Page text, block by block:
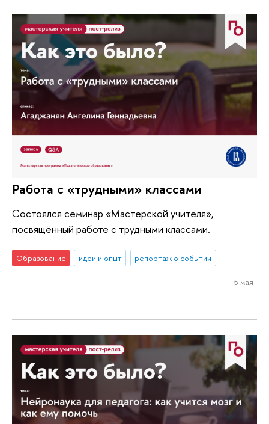
Работа с «трудными» классами
Состоялся семинар «Мастерской учителя»,
посвящённый работе с трудными классами.
Образование идеи и опыт репортаж о событии
5 мая